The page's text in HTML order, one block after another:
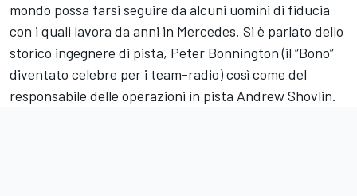
mondo possa farsi seguire da alcuni uomini di fiducia
con i quali lavora da anni in Mercedes. Si è parlato dello
storico ingegnere di pista, Peter Bonnington (il “Bono”
diventato celebre per i team-radio) così come del
responsabile delle operazioni in pista Andrew Shovlin.